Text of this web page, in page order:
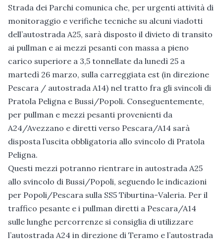
Strada dei Parchi comunica che, per urgenti attività di
monitoraggio e verifiche tecniche su alcuni viadotti
dell’autostrada A25, sarà disposto il divieto di transito
ai pullman e ai mezzi pesanti con massa a pieno
carico superiore a 3,5 tonnellate da lunedì 25 a
martedì 26 marzo, sulla carreggiata est (in direzione
Pescara / autostrada A14) nel tratto fra gli svincoli di
Pratola Peligna e Bussi/Popoli. Conseguentemente,
per pullman e mezzi pesanti provenienti da
A24/Avezzano e diretti verso Pescara/A14 sarà
disposta l’uscita obbligatoria allo svincolo di Pratola
Peligna.
Questi mezzi potranno rientrare in autostrada A25
allo svincolo di Bussi/Popoli, seguendo le indicazioni
per Popoli/Pescara sulla SS5 Tiburtina-Valeria. Per il
traffico pesante e i pullman diretti a Pescara/A14
sulle lunghe percorrenze si consiglia di utilizzare
l’autostrada A24 in direzione di Teramo e l’autostrada